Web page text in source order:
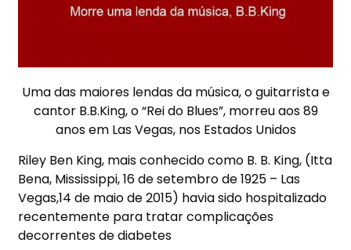
Uma das maiores lendas da música, o guitarrista e
cantor B.B.King, o “Rei do Blues”, morreu aos 89
anos em Las Vegas, nos Estados Unidos
Riley Ben King, mais conhecido como B. B. King, (Itta
Bena, Mississippi, 16 de setembro de 1925 – Las
Vegas,14 de maio de 2015) havia sido hospitalizado
recentemente para tratar complicações
decorrentes de diabetes